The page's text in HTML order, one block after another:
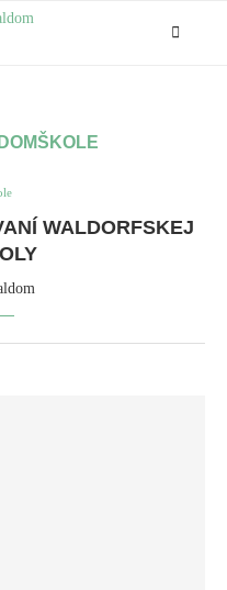
WALDORFSKEJ